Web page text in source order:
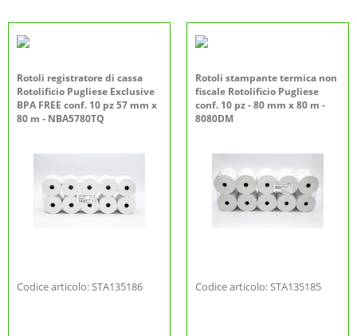
Rotoli registratore di cassa
Rotolificio Pugliese Exclusive
BPA FREE conf. 10 pz 57 mm x
80 m - NBA5780TQ
Codice articolo: STA135186
Rotoli stampante termica non
fiscale Rotolificio Pugliese
conf. 10 pz - 80 mm x 80 m -
8080DM
Codice articolo: STA135185